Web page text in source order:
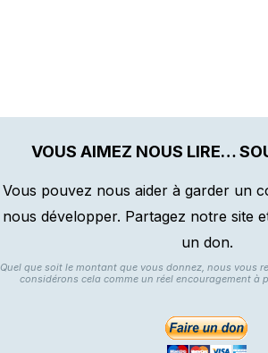
VOUS AIMEZ NOUS LIRE…
Vous pouvez nous aider à garder un
nous développer. Partagez notre site
un don.
Quel que soit le montant que vous donnez, nous vous
considérons cela comme un réel encouragement à